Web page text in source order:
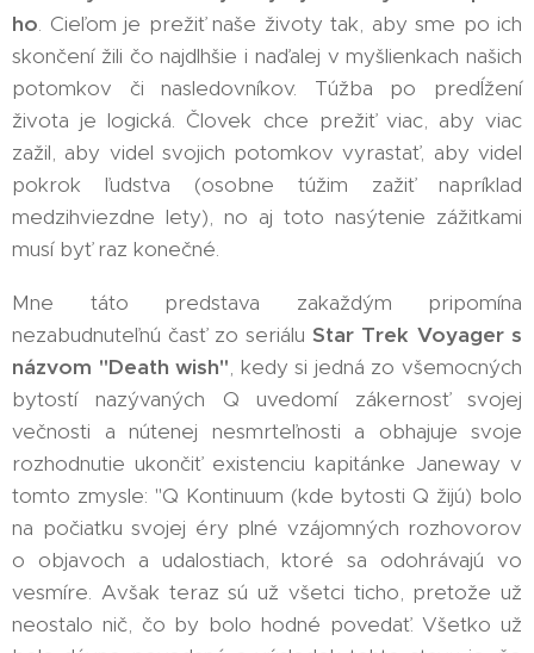
ho. Cieľom je prežiť naše životy tak, aby sme po ich
skončení žili čo najdlhšie i naďalej v myšlienkach našich
potomkov či nasledovníkov. Túžba po predĺžení
života je logická. Človek chce prežiť viac, aby viac
zažil, aby videl svojich potomkov vyrastať, aby videl
pokrok ľudstva (osobne túžim zažiť napríklad
medzihviezdne lety), no aj toto nasýtenie zážitkami
musí byť raz konečné.
Mne táto predstava zakaždým pripomína
nezabudnuteľnú časť zo seriálu Star Trek Voyager s
názvom "Death wish", kedy si jedná zo všemocných
bytostí nazývaných Q uvedomí zákernosť svojej
večnosti a nútenej nesmrteľnosti a obhajuje svoje
rozhodnutie ukončiť existenciu kapitánke Janeway v
tomto zmysle: "Q Kontinuum (kde bytosti Q žijú) bolo
na počiatku svojej éry plné vzájomných rozhovorov
o objavoch a udalostiach, ktoré sa odohrávajú vo
vesmíre. Avšak teraz sú už všetci ticho, pretože už
neostalo nič, čo by bolo hodné povedať. Všetko už